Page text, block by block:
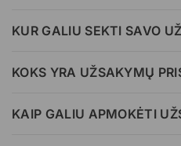
KUR GALIU SEKTI SAVO
KOKS YRA UŽSAKYMŲ
KAIP GALIU APMOKĖTI